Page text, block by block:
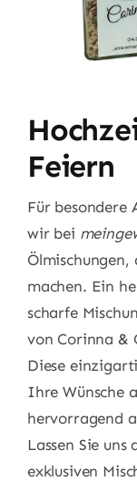
Feiern
Für besondere
wir bei
Ölmischungen,
machen. Ein
scharfe
von Corinna &
Diese
Ihre Wünsche
hervorragend
Lassen Sie
exklusiven